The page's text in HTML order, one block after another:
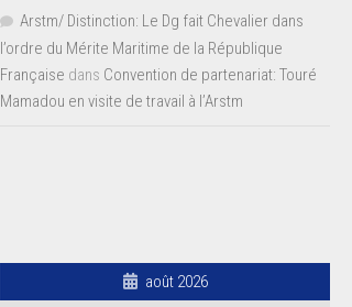
Arstm/ Distinction: Le Dg fait Chevalier dans
l’ordre du Mérite Maritime de la République
Française dans Convention de partenariat: Touré
Mamadou en visite de travail à l’Arstm
août 2026